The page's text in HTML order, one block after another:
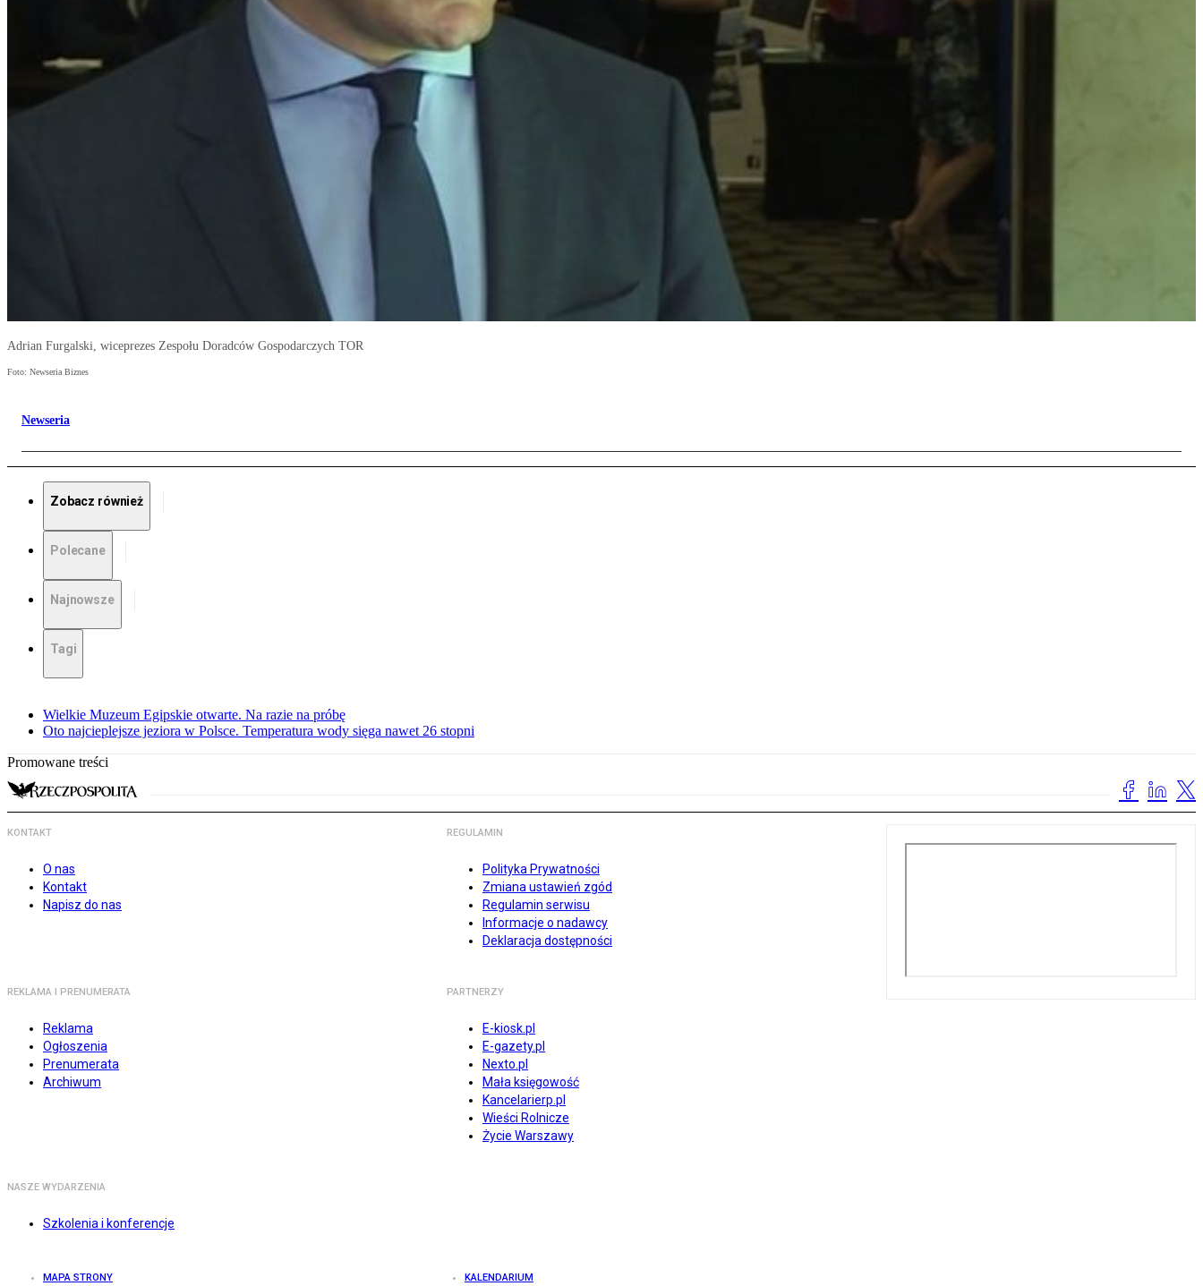
Adrian Furgalski, wiceprezes Zespołu Doradców Gospodarczych TOR
Foto: Newseria Biznes
Newseria
Zobacz również
Polecane
Najnowsze
Tagi
Wielkie Muzeum Egipskie otwarte. Na razie na próbę
Oto najcieplejsze jeziora w Polsce. Temperatura wody sięga nawet 26 stopni
Promowane treści
KONTAKT
O nas
Kontakt
Napisz do nas
REGULAMIN
Polityka Prywatności
Zmiana ustawień zgód
Regulamin serwisu
Informacje o nadawcy
Deklaracja dostępności
REKLAMA I PRENUMERATA
Reklama
Ogłoszenia
Prenumerata
Archiwum
PARTNERZY
E-kiosk.pl
E-gazety.pl
Nexto.pl
Mała księgowość
Kancelarierp.pl
Wieści Rolnicze
Życie Warszawy
NASZE WYDARZENIA
Szkolenia i konferencje
MAPA STRONY KALENDARIUM